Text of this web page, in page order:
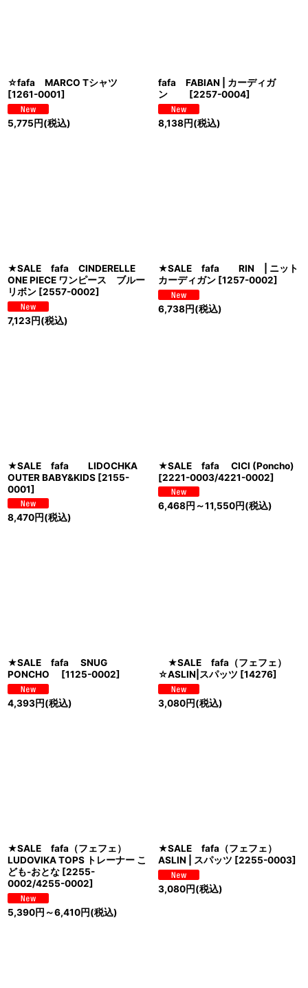
☆fafa MARCO Tシャツ
[1261-0001]
5,775 円(税込)
fafa FABIAN | カーディガ
ン
[2257-0004]
8,138円(税込)
★SALE fafa CINDERELLE
ONE PIECE ワンピース ブルー
リボン [2557-0002]
7,123円(税込)
★SALE fafa RIN | ニット
カーディガン [1257-0002]
6,738円(税込)
★SALE fafa LIDOCHKA
OUTER BABY&KIDS [2155-
0001]
8,470円(税込)
★SALE fafa CICI (Poncho)
[2221-0003/4221-0002]
6,468円 ～11,550円(税込)
★SALE fafa SNUG
PONCHO
[1125-0002]
4,393円(税込)
★SALE fafa（フェフェ）
☆ASLIN|スパッツ [14276]
3,080円(税込)
★SALE fafa（フェフェ）
LUDOVIKA TOPS トレーナー こ
ども-おとな [2255-
0002/4255-0002]
5,390円 ～6,410円(税込)
★SALE fafa（フェフェ）
ASLIN | スパッツ [2255-0003]
3,080円(税込)